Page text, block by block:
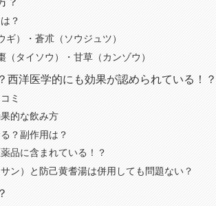
？
）・蒼朮（ソウジュツ）
タイソウ）・甘草（カンゾウ）
西洋医学的にも効果が認められている！？
ミ
的な飲み方
？副作用は？
品に含まれている！？
ン）と防己黄耆湯は併用しても問題ない？